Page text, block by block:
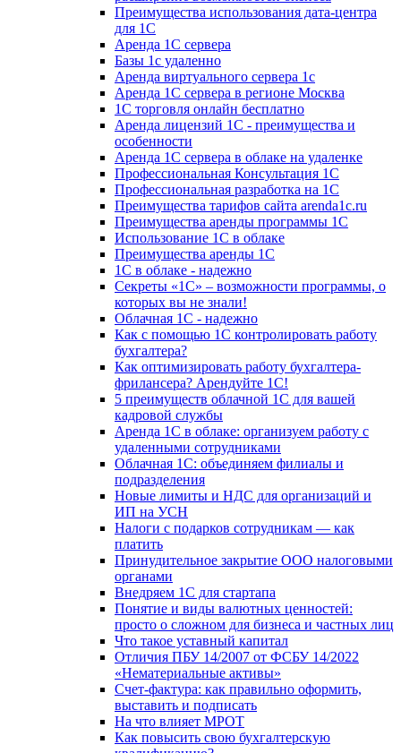
Преимущества использования дата-центра
для 1С
Аренда 1С сервера
Базы 1с удаленно
Аренда виртуального сервера 1с
Аренда 1С сервера в регионе Москва
1С торговля онлайн бесплатно
Аренда лицензий 1С - преимущества и
особенности
Аренда 1С сервера в облаке на удаленке
Профессиональная Консультация 1С
Профессиональная разработка на 1С
Преимущества тарифов сайта arenda1c.ru
Преимущества аренды программы 1С
Использование 1С в облаке
Преимущества аренды 1С
1С в облаке - надежно
Секреты «1С» – возможности программы, о
которых вы не знали!
Облачная 1С - надежно
Как с помощью 1С контролировать работу
бухгалтера?
Как оптимизировать работу бухгалтера-
фрилансера? Арендуйте 1С!
5 преимуществ облачной 1С для вашей
кадровой службы
Аренда 1С в облаке: организуем работу с
удаленными сотрудниками
Облачная 1С: объединяем филиалы и
подразделения
Новые лимиты и НДС для организаций и
ИП на УСН
Налоги с подарков сотрудникам — как
платить
Принудительное закрытие ООО налоговыми
органами
Внедряем 1С для стартапа
Понятие и виды валютных ценностей:
просто о сложном для бизнеса и частных лиц
Что такое уставный капитал
Отличия ПБУ 14/2007 от ФСБУ 14/2022
«Нематериальные активы»
Счет-фактура: как правильно оформить,
выставить и подписать
На что влияет МРОТ
Как повысить свою бухгалтерскую